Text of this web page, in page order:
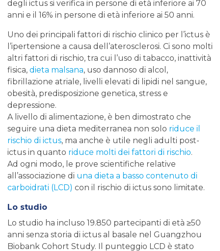
degli ictus si verifica in persone di età inferiore ai 70
anni e il 16% in persone di età inferiore ai 50 anni.
Uno dei principali fattori di rischio clinico per l’ictus è
l’ipertensione a causa dell’aterosclerosi. Ci sono molti
altri fattori di rischio, tra cui l’uso di tabacco, inattività
fisica, dieta malsana, uso dannoso di alcol,
fibrillazione atriale, livelli elevati di lipidi nel sangue,
obesità, predisposizione genetica, stress e
depressione.
A livello di alimentazione, è ben dimostrato che
seguire una dieta mediterranea non solo riduce il
rischio di ictus, ma anche è utile negli adulti post-
ictus in quanto riduce molti dei fattori di rischio.
Ad ogni modo, le prove scientifiche relative
all’associazione di una dieta a basso contenuto di
carboidrati (LCD) con il rischio di ictus sono limitate.
Lo studio
Lo studio ha incluso 19.850 partecipanti di età ≥50
anni senza storia di ictus al basale nel Guangzhou
Biobank Cohort Study. Il punteggio LCD è stato